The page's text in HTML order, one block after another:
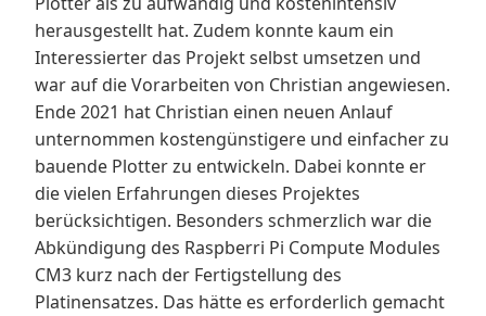
herausgestellt hat. Zudem konnte kaum ein
Interessierter das Projekt selbst umsetzen und
war auf die Vorarbeiten von Christian angewiesen.
Ende 2021 hat Christian einen neuen Anlauf
unternommen kostengünstigere und einfacher zu
bauende Plotter zu entwickeln. Dabei konnte er
die vielen Erfahrungen dieses Projektes
berücksichtigen. Besonders schmerzlich war die
Abkündigung des Raspberri Pi Compute Modules
CM3 kurz nach der Fertigstellung des
Platinensatzes. Das hätte es erforderlich gemacht